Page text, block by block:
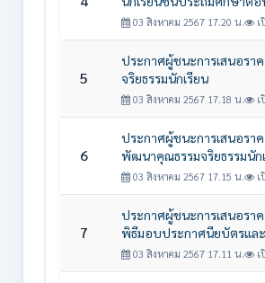
03 สิงหาคม 2567 17.20 น. เ
5
ประกาศผู้ชนะการเสนอรา
จริยธรรมนักเรียน
03 สิงหาคม 2567 17.18 น. เ
6
ประกาศผู้ชนะการเสนอรา
พัฒนาคุณธรรมจริยธรรมนัก
03 สิงหาคม 2567 17.15 น. เ
7
ประกาศผู้ชนะการเสนอรา
พิธีมอบประกาศนียบัตรแล
03 สิงหาคม 2567 17.11 น. เ